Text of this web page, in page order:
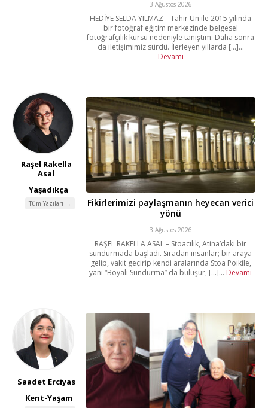
3 Ağustos 2026
HEDİYE SELDA YILMAZ – Tahir Ün ile 2015 yılında
bir fotoğraf eğitim merkezinde belgesel
fotoğrafçılık kursu nedeniyle tanıştım. Daha sonra
da iletişimimiz sürdü. İlerleyen yıllarda [...]...
Devamı
Raşel Rakella
Asal
Yaşadıkça
Tüm Yazıları →
Fikirlerimizi paylaşmanın heyecan verici
yönü
3 Ağustos 2026
RAŞEL RAKELLA ASAL – Stoacılık, Atina’daki bir
sundurmada başladı. Sıradan insanlar; bir araya
gelip, vakit geçirip kendi aralarında Stoa Poikile,
yani “Boyalı Sundurma” da buluşur, [...]... Devamı
Saadet Erciyas
Kent-Yaşam